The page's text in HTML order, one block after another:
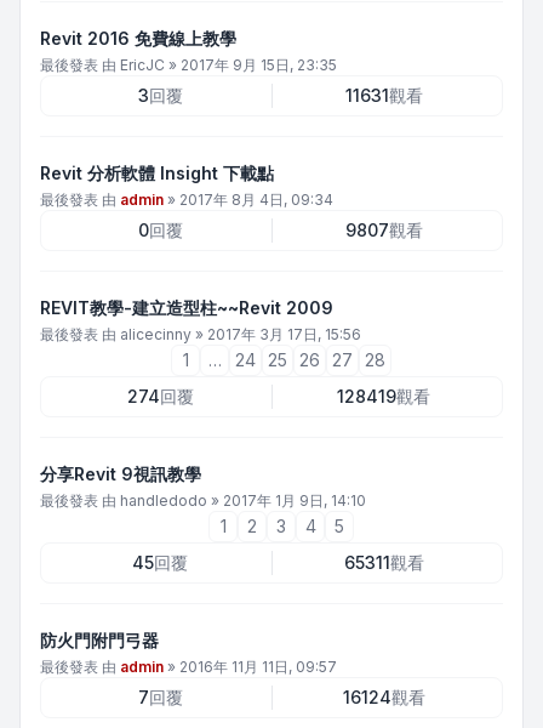
Revit 2016 免費線上教學
最後發表 由 EricJC » 2017年 9月 15日, 23:35
3回覆 11631觀看
Revit 分析軟體 Insight 下載點
最後發表 由 admin » 2017年 8月 4日, 09:34
0回覆 9807觀看
REVIT教學-建立造型柱~~Revit 2009
最後發表 由 alicecinny » 2017年 3月 17日, 15:56
1 … 24 25 26 27
28
274回覆 128419觀看
分享Revit 9視訊教學
最後發表 由 handledodo » 2017年 1月 9日, 14:10
1 2 3 4
5
45回覆 65311觀看
防火門附門弓器
最後發表 由 admin » 2016年 11月 11日, 09:57
7回覆 16124觀看